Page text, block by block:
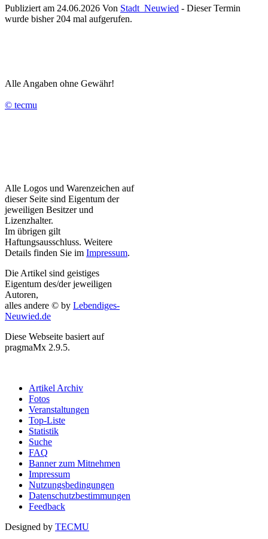
Publiziert am 24.06.2026 Von Stadt_Neuwied - Dieser Termin
wurde bisher 204 mal aufgerufen.
Alle Angaben ohne Gewähr!
© tecmu
Alle Logos und Warenzeichen auf
dieser Seite sind Eigentum der
jeweiligen Besitzer und
Lizenzhalter.
Im übrigen gilt
Haftungsausschluss. Weitere
Details finden Sie im Impressum.
Die Artikel sind geistiges
Eigentum des/der jeweiligen
Autoren,
alles andere © by Lebendiges-
Neuwied.de
Diese Webseite basiert auf
pragmaMx 2.9.5.
Artikel Archiv
Fotos
Veranstaltungen
Top-Liste
Statistik
Suche
FAQ
Banner zum Mitnehmen
Impressum
Nutzungsbedingungen
Datenschutzbestimmungen
Feedback
Designed by TECMU